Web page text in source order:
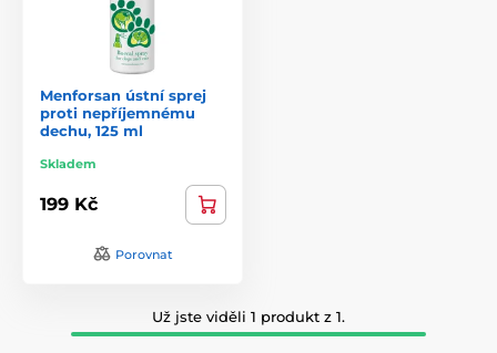
Menforsan ústní sprej
proti nepříjemnému
dechu, 125 ml
Skladem
199 Kč
Porovnat
Už jste viděli 1 produkt z 1.